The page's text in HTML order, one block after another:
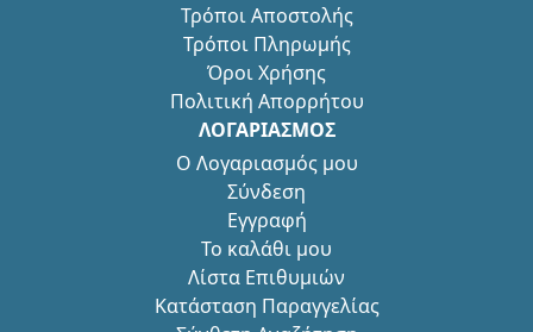
Τρόποι Αποστολής
Τρόποι Πληρωμής
Όροι Χρήσης
Πολιτική Απορρήτου
ΛΟΓΑΡΙΑΣΜΟΣ
Ο Λογαριασμός μου
Σύνδεση
Εγγραφή
Το καλάθι μου
Λίστα Επιθυμιών
Κατάσταση Παραγγελίας